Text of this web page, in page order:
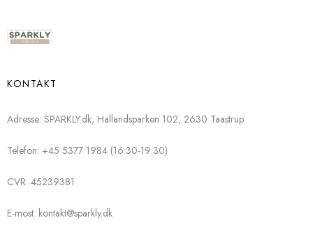
KONTAKT
Adresse: SPARKLY.dk, Hallandsparken 102, 2630 Taastrup
Telefon: +45 5377 1984 (16:30-19:30)
CVR: 45239381
E-most: kontakt@sparkly.dk